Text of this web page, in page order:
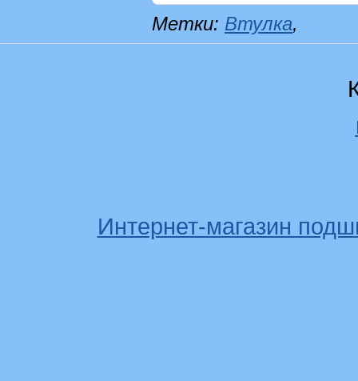
Метки: Втулка,
Интернет-магазин